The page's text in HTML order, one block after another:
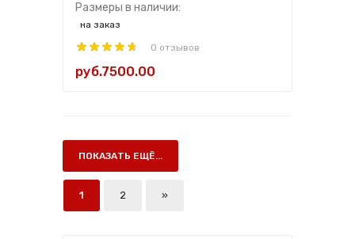
Размеры в наличии:
на заказ
0 отзывов
руб.7500.00
ПОКАЗАТЬ ЕЩЁ...
1 2 »